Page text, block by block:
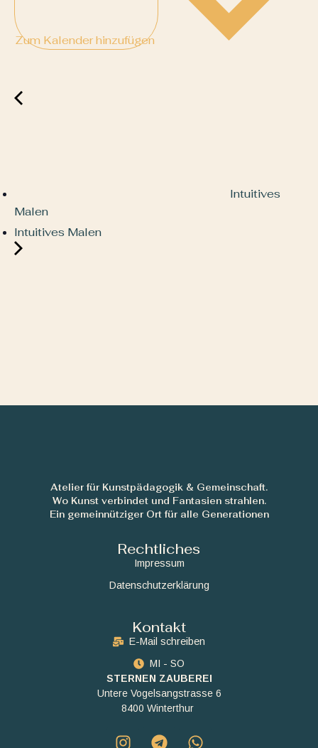
Zum Kalender hinzufügen
Intuitives
Malen
Intuitives Malen
Atelier für Kunstpädagogik & Gemeinschaft.
Wo Kunst verbindet und Fantasien strahlen.
Ein gemeinnütziger Ort für alle Generationen
Rechtliches
Impressum
Datenschutzerklärung
Kontakt
E-Mail schreiben
MI - SO
STERNEN ZAUBEREI
Untere Vogelsangstrasse 6
8400 Winterthur